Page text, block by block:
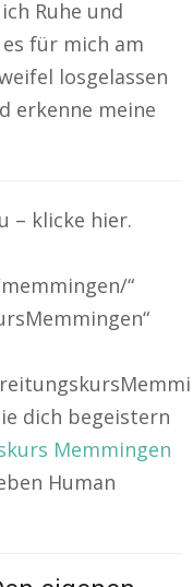
Ruhe und
für mich am
losgelassen
erkenne meine
– klicke hier.
“
dich begeistern
Memmingen
Human